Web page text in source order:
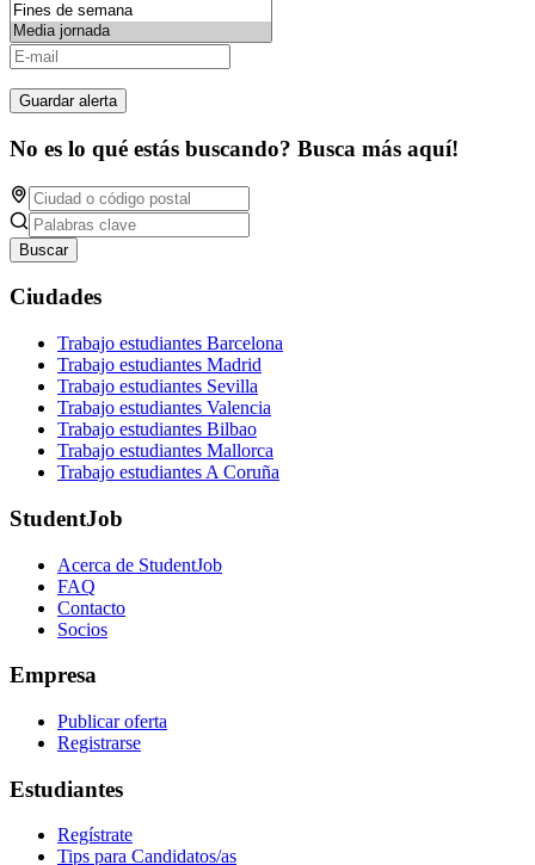
Guardar alerta
No es lo qué estás buscando? Busca más aquí!
Buscar
Ciudades
Trabajo estudiantes Barcelona
Trabajo estudiantes Madrid
Trabajo estudiantes Sevilla
Trabajo estudiantes Valencia
Trabajo estudiantes Bilbao
Trabajo estudiantes Mallorca
Trabajo estudiantes A Coruña
StudentJob
Acerca de StudentJob
FAQ
Contacto
Socios
Empresa
Publicar oferta
Registrarse
Estudiantes
Regístrate
Tips para Candidatos/as